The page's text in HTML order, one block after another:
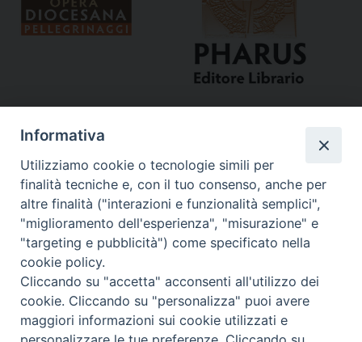
Curia
Via del Seminario, 61 - 57122 Livorno LI
Tel. 0586 276211
Fax 0586 276243
Informativa
Utilizziamo cookie o tecnologie simili per
finalità tecniche e, con il tuo consenso, anche per
altre finalità ("interazioni e funzionalità semplici",
"miglioramento dell'esperienza", "misurazione" e
"targeting e pubblicità") come specificato nella
cookie policy.
Cliccando su "accetta" acconsenti all'utilizzo dei
cookie. Cliccando su "personalizza" puoi avere
maggiori informazioni sui cookie utilizzati e